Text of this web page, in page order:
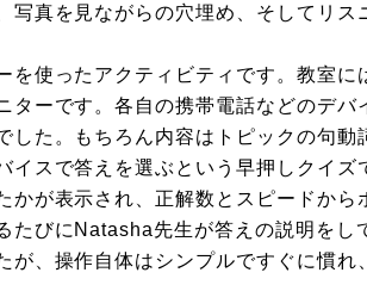
写真を見ながらの穴埋め、そしてリス
を使ったアクティビティです。教室
ターです。各自の携帯電話などのデ
した。もちろん内容はトピックの句
イスで答えを選ぶという早押しクイ
かが表示され、正解数とスピードか
たびにNatasha先生が答えの説明を
が、操作自体はシンプルですぐに慣